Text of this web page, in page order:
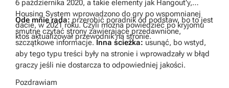
6 października 2020, a takie elementy jak Hangout'y,
Housing System wprowadzono do gry po wspomnianej
dacie, w 2021 roku. Czyli można powiedzieć po kryjomu
ktoś aktualizował przewodnik na stronie.
Ode mnie rada: przerobić poradnik od podstaw, bo to jest
smutne czytać strony zawierające przedawnione,
szczątkowe informacje. Inna ścieżka: usunąć, bo wstyd,
aby tego typu treści były na stronie i wprowadzały w błąd
graczy jeśli nie dostarcza to odpowiedniej jakości.
Pozdrawiam